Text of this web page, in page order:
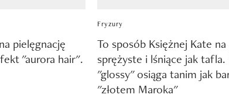
pielęgnację
"aurora hair".
Fryzury
To sposób Księżnej Kate na
sprężyste i lśniące jak
"glossy" osiąga tanim jak
"złotem Maroka"